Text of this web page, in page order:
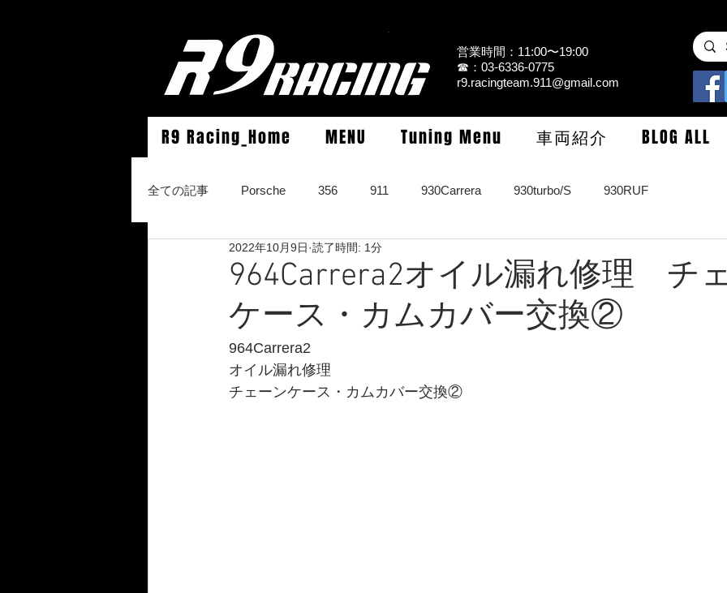
営業時間：11:00〜19:00
☎：03-6336-0775
r9.racingteam.911@gmail.com
R9 Racing_Home MENU Tuning Menu 車両紹介 BLOG ALL
全ての記事 Porsche 356 911 930Carrera 930turbo/S 930RUF
964Carrera2/Werks turbo look/4/RS
996Carrera2/4/S/turbo/S 996GT3/CUP/GT2 997Carrera/S/turbo 991
986/987/981Boxster/S Panamera/Macan/Cayenne
964Carrera2オイル漏れ修理 チ
ケース・カムカバー交換②
2022年10月9日 読了時間: 1分
964Carrera2
オイル漏れ修理
チェーンケース・カムカバー交換②